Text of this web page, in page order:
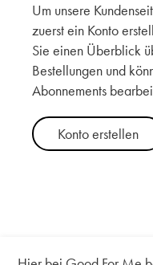
Um unsere
zuerst ein Konto
Sie einen Überblick
Bestellungen und
Abonnements
Konto erstellen